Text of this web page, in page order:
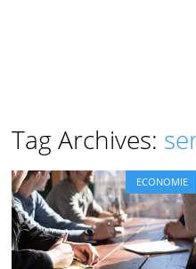
Tag Archives:
ECONOMIE